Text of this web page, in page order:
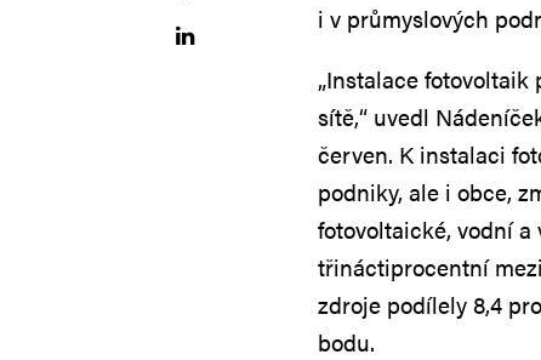
i v průmyslových
„Instalace
sítě,“ uvedl
červen. K instalaci
podniky, ale i obce,
fotovoltaické, vodní
třináctiprocentní
zdroje podílely 8,4
bodu.